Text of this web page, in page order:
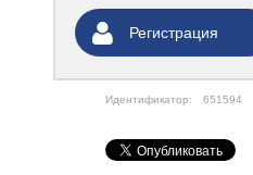
Регистрация
Идентификатор: 651594